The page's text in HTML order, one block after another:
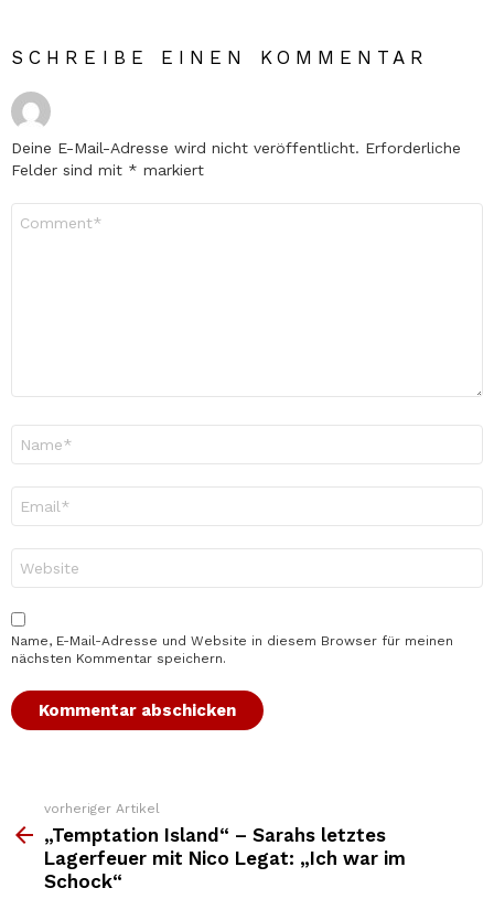
SCHREIBE EINEN KOMMENTAR
Deine E-Mail-Adresse wird nicht veröffentlicht. Erforderliche
Felder sind mit * markiert
Mail-
Adresse
*
Name, E-Mail-Adresse und Website in diesem Browser für meinen
nächsten Kommentar speichern.
Weitere
Top
News
vorheriger Artikel
„Temptation Island“ – Sarahs letztes
Lagerfeuer mit Nico Legat: „Ich war im
Schock“